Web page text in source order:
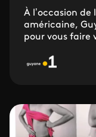
À l’occasion de
américaine,
pour vous faire